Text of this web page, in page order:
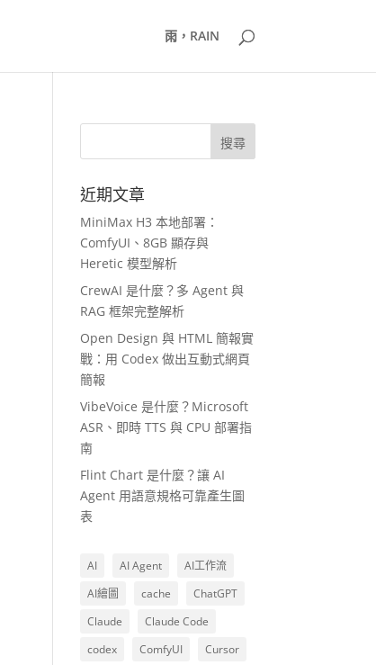
雨，RAIN
近期文章
MiniMax H3 本地部署：
ComfyUI、8GB 顯存與
Heretic 模型解析
CrewAI 是什麼？多 Agent 與
RAG 框架完整解析
Open Design 與 HTML 簡報實
戰：用 Codex 做出互動式網頁
簡報
VibeVoice 是什麼？Microsoft
ASR、即時 TTS 與 CPU 部署指
南
Flint Chart 是什麼？讓 AI
Agent 用語意規格可靠產生圖
表
AI AI Agent
AI工作流
AI繪圖
cache
ChatGPT
Claude
Claude Code
codex
ComfyUI
Cursor